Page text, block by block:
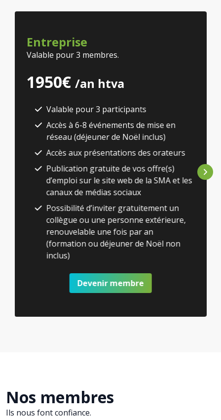
Entreprise
Valable pour 3 membres.
1950€ /an htva
Valable pour 3 participants
Accès à 6-8 événements de mise en
réseau (déjeuner de Noël inclus)
Accès aux présentations des orateurs
Publication gratuite de vos offre(s)
d’emploi sur le site web de la SMA et les
canaux de médias sociaux
Possibilité d’inviter gratuitement un
collègue ou une personne extérieure,
renouvelable une fois par an
(formation ou déjeuner de Noël non
inclus)
Devenir membre
Nos membres
Ils nous font confiance.